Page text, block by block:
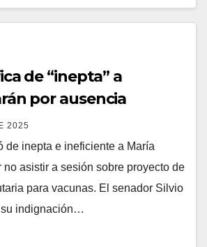
de “inepta” a
por ausencia
2025
de inepta e ineficiente a María
no asistir a sesión sobre proyecto de
para vacunas. El senador Silvio
indignación…